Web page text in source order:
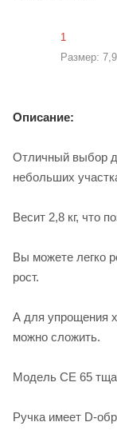
1
Размер:
Описание:
Отличный выбор
небольших
Весит 2,8 кг, что
Вы можете легко
рост.
А для упрощения
можно сложить.
Модель CE 65
Ручка имеет D-